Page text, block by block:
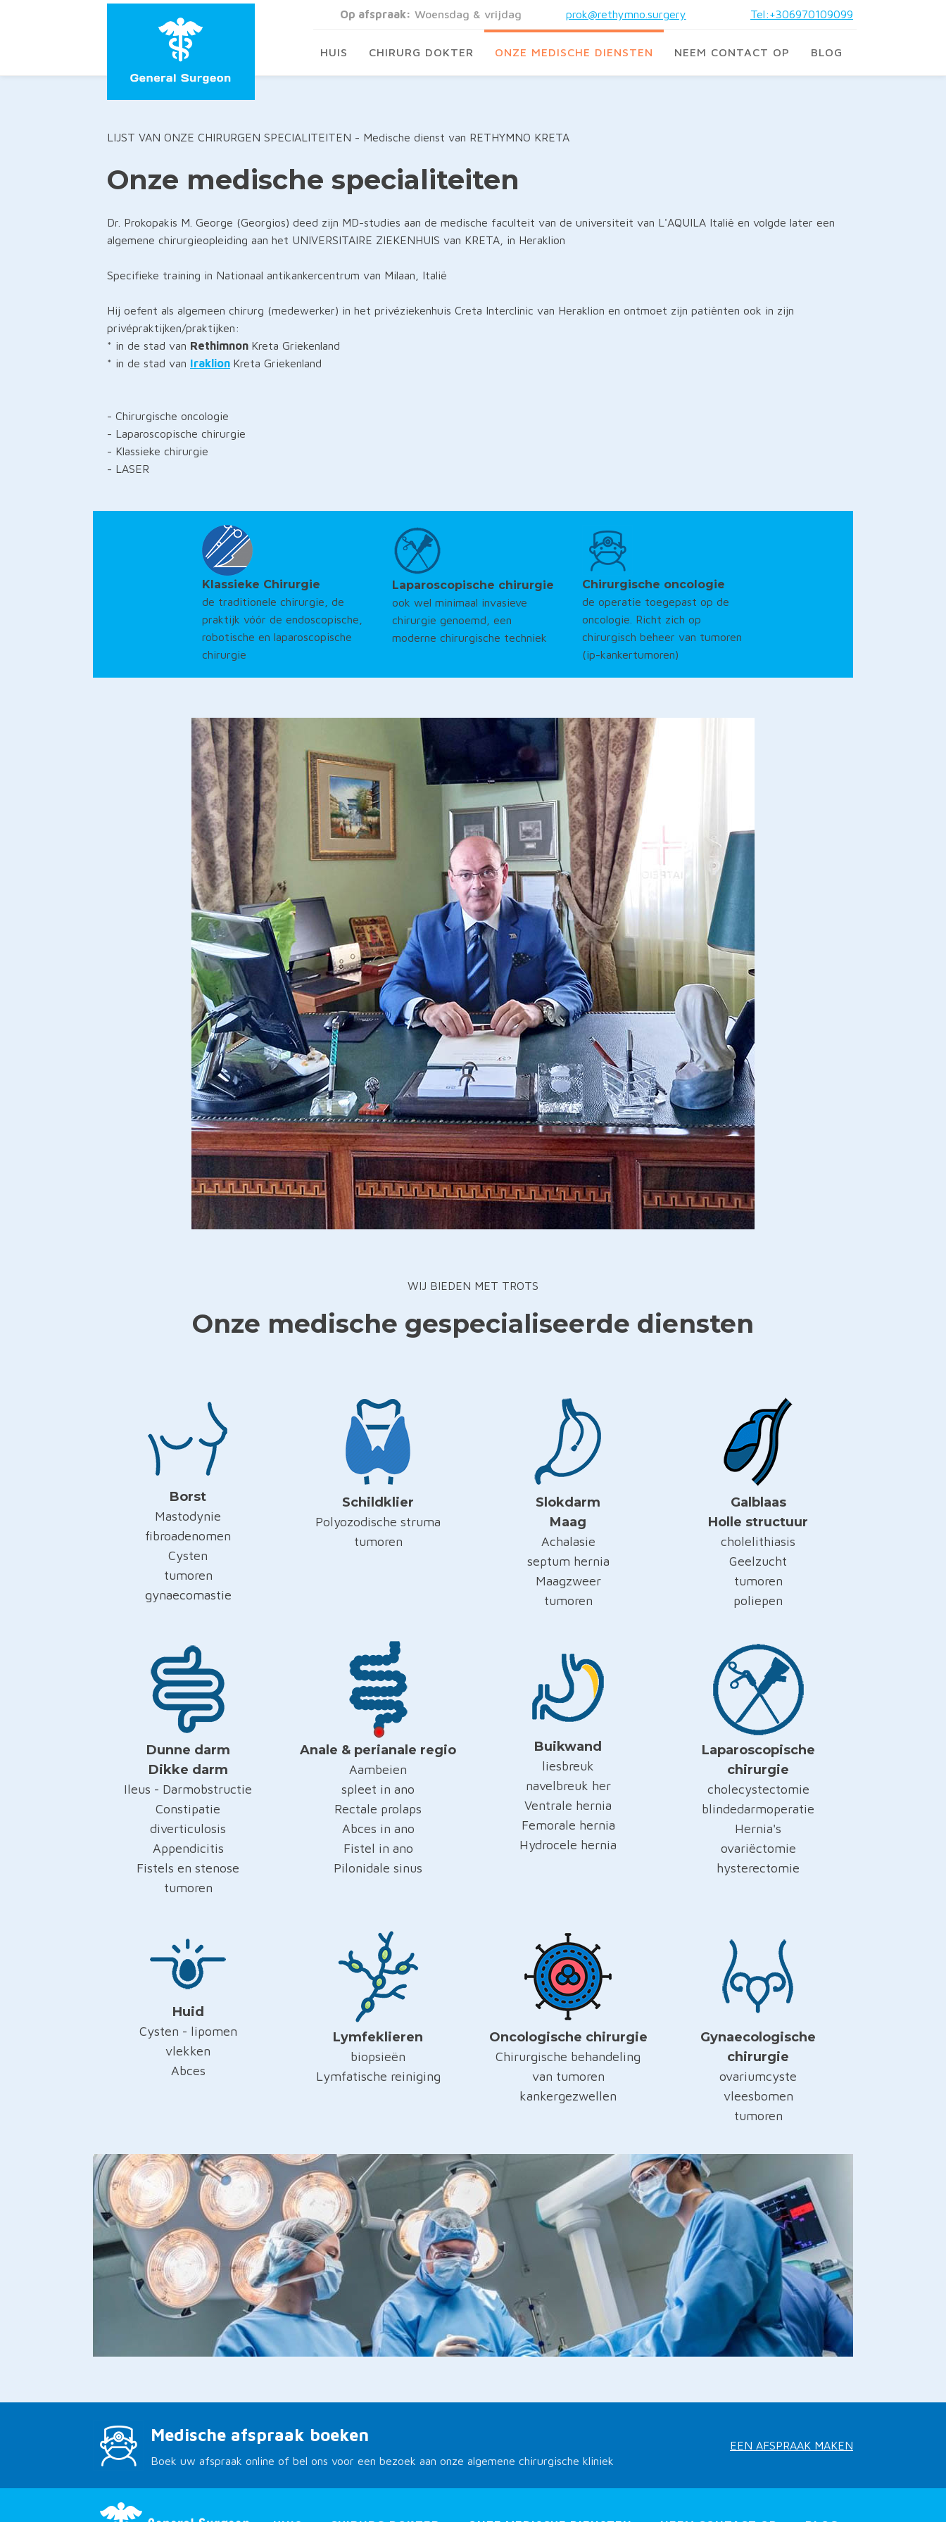
Op afspraak: Woensdag & vrijdag prok@rethymno.surgery Tel:+306970109099
HUIS CHIRURG DOKTER ONZE MEDISCHE DIENSTEN NEEM CONTACT OP BLOG
LIJST VAN ONZE CHIRURGEN SPECIALITEITEN - Medische dienst van RETHYMNO KRETA
Onze medische specialiteiten
Dr. Prokopakis M. George (Georgios) deed zijn MD-studies aan de medische faculteit van de universiteit van L'AQUILA Italië en volgde later een
algemene chirurgieopleiding aan het UNIVERSITAIRE ZIEKENHUIS van KRETA, in Heraklion
Specifieke training in Nationaal antikankercentrum van Milaan, Italië
Hij oefent als algemeen chirurg (medewerker) in het privéziekenhuis Creta Interclinic van Heraklion en ontmoet zijn patiënten ook in zijn
privépraktijken/praktijken:
* in de stad van Rethimnon Kreta Griekenland
* in de stad van Iraklion Kreta Griekenland
- Chirurgische oncologie
- Laparoscopische chirurgie
- Klassieke chirurgie
- LASER
Klassieke Chirurgie
de traditionele chirurgie, de
praktijk vóór de endoscopische,
robotische en laparoscopische
chirurgie
Laparoscopische chirurgie
ook wel minimaal invasieve
chirurgie genoemd, een
moderne chirurgische techniek
Chirurgische oncologie
de operatie toegepast op de
oncologie. Richt zich op
chirurgisch beheer van tumoren
(ip-kankertumoren)
WIJ BIEDEN MET TROTS
Onze medische gespecialiseerde diensten
Borst
Mastodynie
fibroadenomen
Cysten
tumoren
gynaecomastie
Schildklier
Polyozodische struma
tumoren
Slokdarm
Maag
Achalasie
septum hernia
Maagzweer
tumoren
Galblaas
Holle structuur
cholelithiasis
Geelzucht
tumoren
poliepen
Dunne darm
Dikke darm
Ileus - Darmobstructie
Constipatie
diverticulosis
Appendicitis
Fistels en stenose
tumoren
Anale & perianale regio
Aambeien
spleet in ano
Rectale prolaps
Abces in ano
Fistel in ano
Pilonidale sinus
Buikwand
liesbreuk
navelbreuk her
Ventrale hernia
Femorale hernia
Hydrocele hernia
Laparoscopische
chirurgie
cholecystectomie
blindedarmoperatie
Hernia's
ovariëctomie
hysterectomie
Huid
Cysten - lipomen
vlekken
Abces
Lymfeklieren
biopsieën
Lymfatische reiniging
Oncologische chirurgie
Chirurgische behandeling
van tumoren
kankergezwellen
Gynaecologische
chirurgie
ovariumcyste
vleesbomen
tumoren
Medische afspraak boeken
Boek uw afspraak online of bel ons voor een bezoek aan onze algemene chirurgische kliniek
EEN AFSPRAAK MAKEN